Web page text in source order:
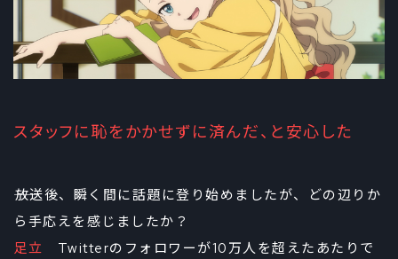
スタッフに恥をかかせずに済んだ、と安心した
――放送後、瞬く間に話題に登り始めましたが、どの辺りか
ら手応えを感じましたか？
足立 Twitterのフォロワーが10万人を超えたあたりで